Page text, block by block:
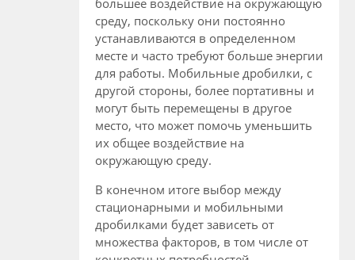
среду, поскольку они постоянно
устанавливаются в определенном
месте и часто требуют больше энергии
для работы. Мобильные дробилки, с
другой стороны, более портативны и
могут быть перемещены в другое
место, что может помочь уменьшить
их общее воздействие на
окружающую среду.
В конечном итоге выбор между
стационарными и мобильными
дробилками будет зависеть от
множества факторов, в том числе от